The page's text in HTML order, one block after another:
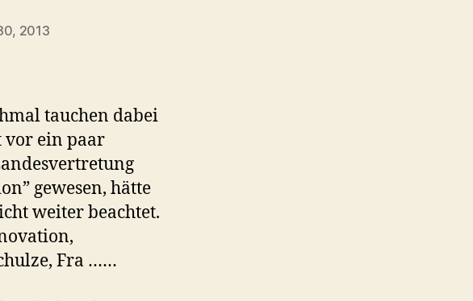
2013
tauchen dabei
vor ein paar
gewesen, hätte
weiter beachtet.
Fra ……